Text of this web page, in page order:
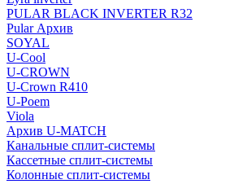
PULAR BLACK INVERTER R32
Pular Архив
SOYAL
U-Cool
U-CROWN
U-Crown R410
U-Poem
Viola
Архив U-MATCH
Канальные сплит-системы
Кассетные сплит-системы
Колонные сплит-системы